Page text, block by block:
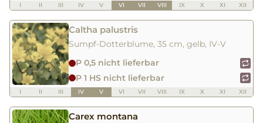
I II III IV V VI VII VIII IX X XI XII
Caltha palustris
Sumpf-Dotterblume, 35 cm, gelb, IV-V
P 0,5 nicht lieferbar
P 1 HS nicht lieferbar
I II III IV V VI VII VIII IX X XI XII
Carex montana